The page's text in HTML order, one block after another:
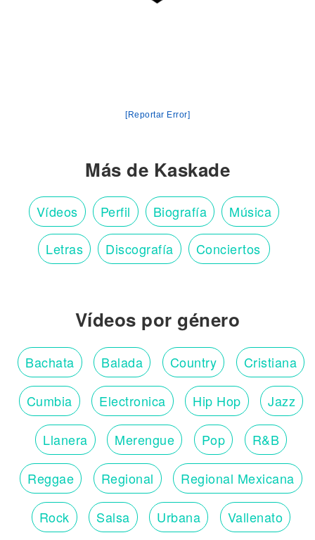
[Reportar Error]
Más de Kaskade
Vídeos Perfil Biografía Música
Letras Discografía Conciertos
Vídeos por género
Bachata Balada Country Cristiana
Cumbia Electronica Hip Hop Jazz
Llanera Merengue Pop R&B
Reggae Regional Regional Mexicana
Rock Salsa Urbana Vallenato